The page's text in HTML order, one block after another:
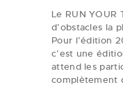
Le RUN YOUR
d’obstacles la
Pour l’édition
c’est une
attend les
complètement